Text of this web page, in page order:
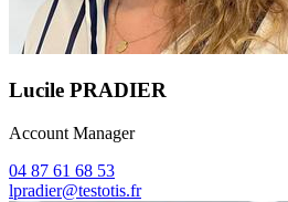
Lucile PRADIER
Account Manager
04 87 61 68 53
lpradier@testotis.fr